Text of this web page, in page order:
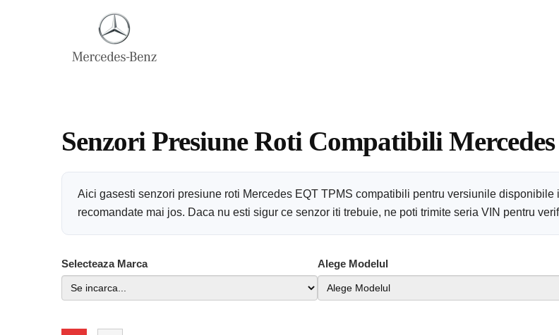
Senzori Presiune Roti Compatibili
Aici gasesti senzori presiune roti Mercedes EQT TPMS compatibili pentru versiunile
recomandate mai jos. Daca nu esti sigur ce senzor iti trebuie, ne poti trimite seria VIN pentru
Selecteaza Marca Alege Modelul